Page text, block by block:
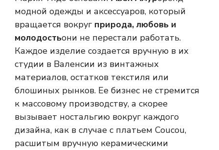
модной одежды и аксессуаров, который
вращается вокруг природа, любовь и
молодостьони не перестали работать.
Каждое изделие создается вручную в их
студии в Валенсии из винтажных
материалов, остатков текстиля или
блошиных рынков. Ее бизнес не стремится
к массовому производству, а скорее
вызывает ностальгию вокруг каждого
дизайна, как в случае с платьем Coucou,
расшитым вручную керамическими